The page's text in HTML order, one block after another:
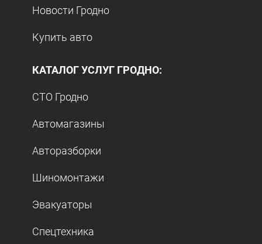
Новости Гродно
Купить авто
КАТАЛОГ УСЛУГ ГРОДНО:
СТО Гродно
Автомагазины
Авторазборки
Шиномонтажи
Эвакуаторы
Спецтехника